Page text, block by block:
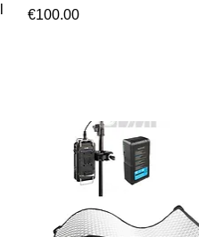
Prijs
€100.00